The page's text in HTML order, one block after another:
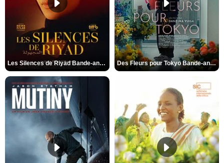
Les Silences de Riyad Bande-annonce VO STFR Des Fleurs pour Tokyo Bande-annonce VO STFR